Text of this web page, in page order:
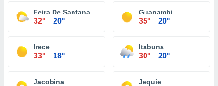
Feira De Santana
32° 20°
Guanambi
35° 20°
Irece
33° 18°
Itabuna
30° 20°
Jacobina Jequie